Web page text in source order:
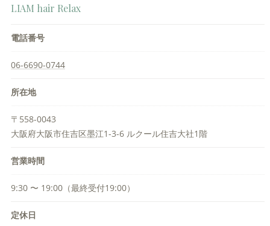
LIAM hair Relax
電話番号
06-6690-0744
所在地
〒558-0043
大阪府大阪市住吉区墨江1-3-6 ルクール住吉大社1階
営業時間
9:30 〜 19:00（最終受付19:00）
定休日